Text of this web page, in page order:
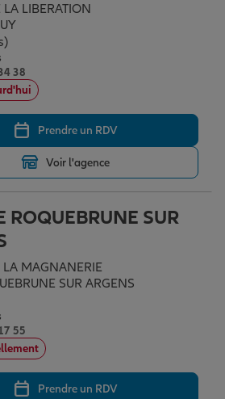
LIBERATION
5
38
Prendre un RDV
Voir l'agence
ROQUEBRUNE SUR
MAGNANERIE
SUR ARGENS
55
Prendre un RDV